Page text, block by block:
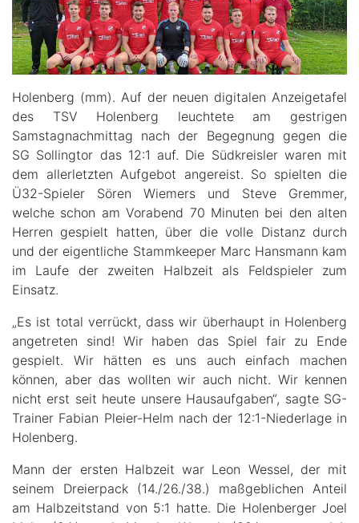
Holenberg (mm). Auf der neuen digitalen Anzeigetafel
des TSV Holenberg leuchtete am gestrigen
Samstagnachmittag nach der Begegnung gegen die
SG Sollingtor das 12:1 auf. Die Südkreisler waren mit
dem allerletzten Aufgebot angereist. So spielten die
Ü32-Spieler Sören Wiemers und Steve Gremmer,
welche schon am Vorabend 70 Minuten bei den alten
Herren gespielt hatten, über die volle Distanz durch
und der eigentliche Stammkeeper Marc Hansmann kam
im Laufe der zweiten Halbzeit als Feldspieler zum
Einsatz.
„Es ist total verrückt, dass wir überhaupt in Holenberg
angetreten sind! Wir haben das Spiel fair zu Ende
gespielt. Wir hätten es uns auch einfach machen
können, aber das wollten wir auch nicht. Wir kennen
nicht erst seit heute unsere Hausaufgaben“, sagte SG-
Trainer Fabian Pleier-Helm nach der 12:1-Niederlage in
Holenberg.
Mann der ersten Halbzeit war Leon Wessel, der mit
seinem Dreierpack (14./26./38.) maßgeblichen Anteil
am Halbzeitstand von 5:1 hatte. Die Holenberger Joel